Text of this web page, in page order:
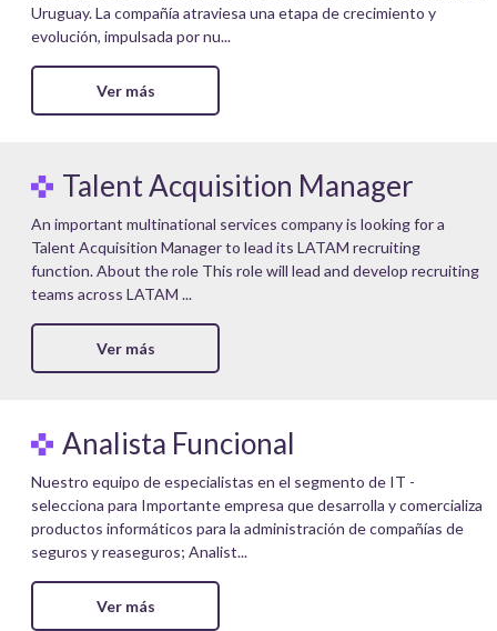
Uruguay. La compañía atraviesa una etapa de crecimiento y
evolución, impulsada por nu...
Ver más
Talent Acquisition Manager
An important multinational services company is looking for a
Talent Acquisition Manager to lead its LATAM recruiting
function. About the role This role will lead and develop recruiting
teams across LATAM ...
Ver más
Analista Funcional
Nuestro equipo de especialistas en el segmento de IT -
selecciona para Importante empresa que desarrolla y comercializa
productos informáticos para la administración de compañías de
seguros y reaseguros; Analist...
Ver más